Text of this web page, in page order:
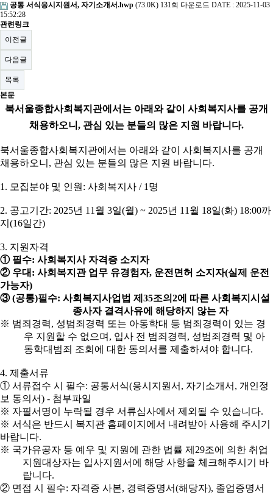
공통 서식응시지원서, 자기소개서.hwp (73.0K) 131회 다운로드 DATE : 2025-11-03
15:52:28
관련링크
이전글
다음글
목록
본문
북서울종합사회복지관에서는 아래와 같이 사회복지사를 공개
채용하오니 , 관심 있는 분들의 많은 지원 바랍니다.
북서울종합사회복지관에서는 아래와 같이 사회복지사를 공개
채용하오니 , 관심 있는 분들의 많은 지원 바랍니다.
1. 모집분야 및 인원 : 사회복지사 / 1 명
2. 공고기간: 2025년 11 월 3일(월) ~ 2025년 11 월 18일(화) 18:00까
지 (16일간)
3. 지원자격
① 필수: 사회복지사 자격증 소지자
② 우대 : 사회복지관 업무 유경험자, 운전면허 소지자(실제 운전
가능자)
③(공통)필수: 사회복지사업법 제 35조의 2에 따른 사회복지시설
종사자 결격사유에 해당하지 않는 자
※ 범죄경력, 성범죄경력 또는 아동학대 등 범죄경력이 있는 경
우 지원할 수 없으며 , 입사 전 범죄경력, 성범죄경력 및 아
동학대범죄 조회에 대한 동의서를 제출하셔야 합니다.
4. 제출서류
① 서류접수 시 필수: 공통서식(응시지원서 , 자기소개서 , 개인정
보 동의서) - 첨부파일
※ 자필서명이 누락될 경우 서류심사에서 제외될 수 있습니다.
※ 서식은 반드시 복지관 홈페이지에서 내려받아 사용해 주시기
바랍니다.
※ 국가유공자 등 예우 및 지원에 관한 법률 제 29조에 의한 취업
지원대상자는 입사지원서에 해당 사항을 체크해주시기 바
랍니다.
② 면접 시 필수: 자격증 사본, 경력증명서(해당자), 졸업증명서